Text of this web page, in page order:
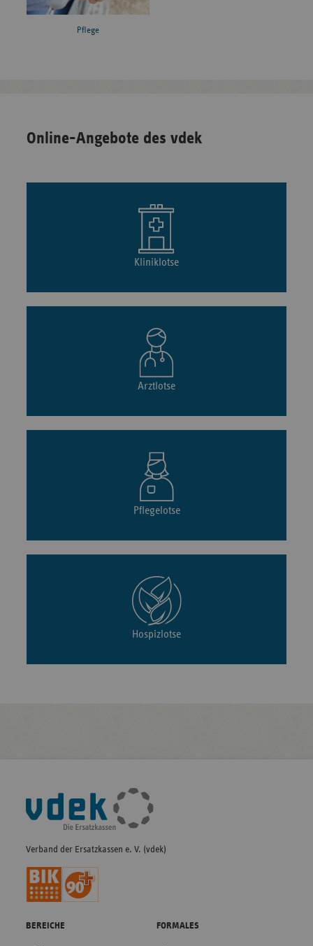
Pflege
Online-Angebote des vdek
Kliniklotse
Arztlotse
Pflegelotse
Hospizlotse
Fußleisten-
Navigation
Verband der Ersatzkassen e. V. (vdek)
BEREICHE FORMALES